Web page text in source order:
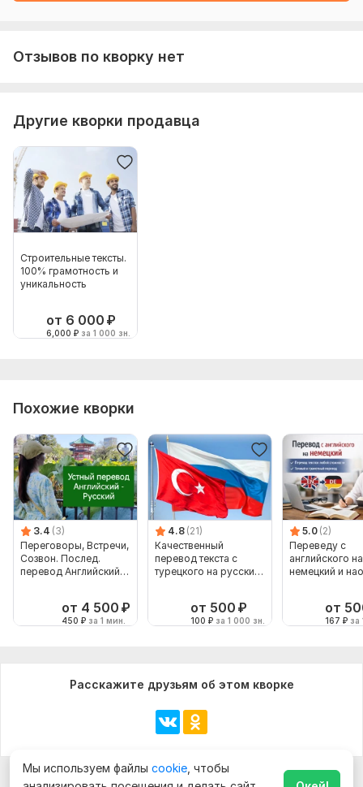
Отзывов по кворку нет
Другие кворки продавца
Строительные тексты.
100% грамотность и
уникальность
от 6 000 ₽
6,000 ₽ за 1 000 зн.
Похожие кворки
3.4 (3)
Переговоры, Встречи,
Созвон. Послед.
перевод Английский -
от 4 500 ₽
450 ₽ за 1 мин.
4.8 (21)
Качественный
перевод текста с
турецкого на русский
от 500 ₽
100 ₽ за 1 000 зн.
5.0 (2)
Переведу с
английского на
немецкий и
от
167 ₽ за
Расскажите друзьям об этом кворке
Мы используем файлы cookie , чтобы